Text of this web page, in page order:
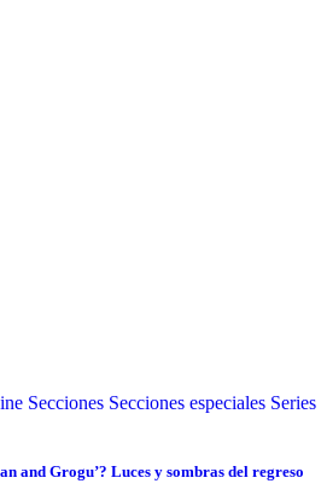
Secciones Secciones especiales Series
and Grogu’? Luces y sombras del regreso